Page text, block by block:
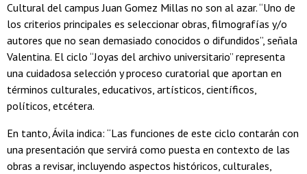
Cultural del campus Juan Gomez Millas no son al azar. “Uno de
los criterios principales es seleccionar obras, filmografías y/o
autores que no sean demasiado conocidos o difundidos”, señala
Valentina. El ciclo “Joyas del archivo universitario” representa
una cuidadosa selección y proceso curatorial que aportan en
términos culturales, educativos, artísticos, científicos,
políticos, etcétera.
En tanto, Ávila indica: “Las funciones de este ciclo contarán con
una presentación que servirá como puesta en contexto de las
obras a revisar, incluyendo aspectos históricos, culturales,